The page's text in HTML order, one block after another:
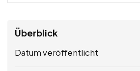
Überblick
Datum veröffentlicht